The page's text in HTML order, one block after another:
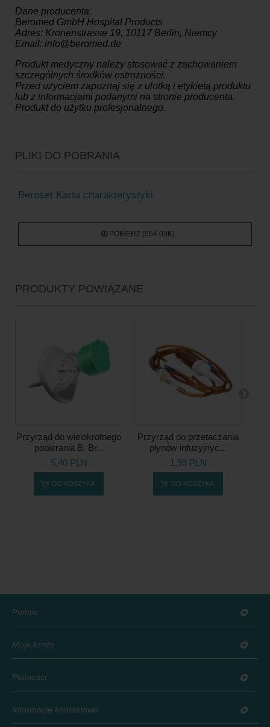
Dane producenta:
Beromed GmbH Hospital Products
Adres: Kronenstrasse 19, 10117 Berlin, Niemcy
Email: info@beromed.de
Produkt medyczny należy stosować z zachowaniem
szczególnych środków ostrożności.
Przed użyciem zapoznaj się z ulotką i etykietą produktu
lub z informacjami podanymi na stronie producenta.
Produkt do użytku profesjonalnego.
PLIKI DO POBRANIA
Beroset Karta charakterystyki
POBIERZ (554.03K)
PRODUKTY POWIĄZANE
Przyrząd do wielokrotnego
pobierania B. Br...
5,40 PLN
DO KOSZYKA
Przyrząd do przetaczania
płynów infuzyjnyc...
1,99 PLN
DO KOSZYKA
Pomoc
Moje konto
Płatności
Informacje kontaktowe